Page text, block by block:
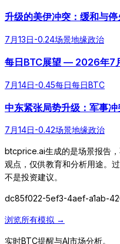
升级的美伊冲突：缓和与停
7月13日-0.24场景地缘政治
每日BTC展望 — 2026年7
7月14日-0.45每日每日BTC
中东紧张局势升级：军事
7月14日-0.42场景地缘政治
btcprice.ai生成的是场景报告
观点，仅供教育和分析用途。
不是投资建议。
dc85f022-5ef3-4aef-a1ab-
浏览所有模拟 →
实时BTC提醒与AI市场分析。